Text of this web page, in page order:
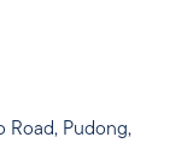
Road, Pudong,